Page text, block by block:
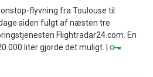
flyvning fra Toulouse til
siden fulgt af næsten tre
Flightradar24.com. En
liter gjorde det muligt. |